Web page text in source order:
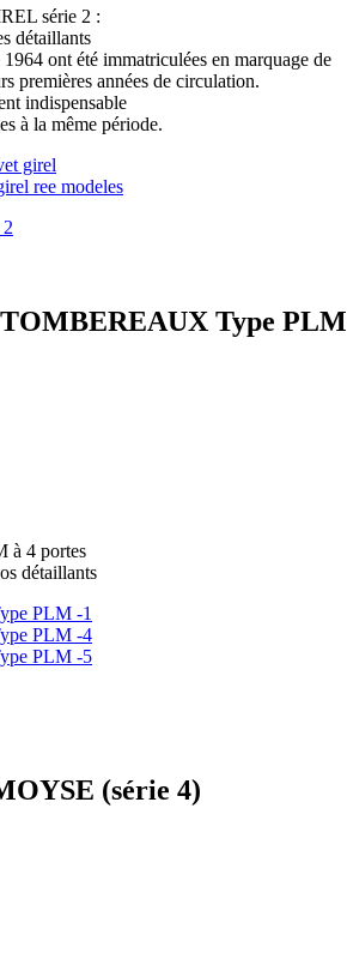
série 2 :
détaillants
ont été immatriculées en marquage de
premières années de circulation.
indispensable
à la même période.
Type PLM
à 4 portes
détaillants
(série 4)